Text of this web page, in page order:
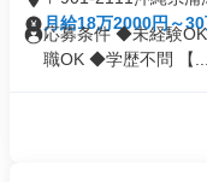
月給18万2000円～
応募条件 ◆未経験
職OK ◆学歴不問 【...